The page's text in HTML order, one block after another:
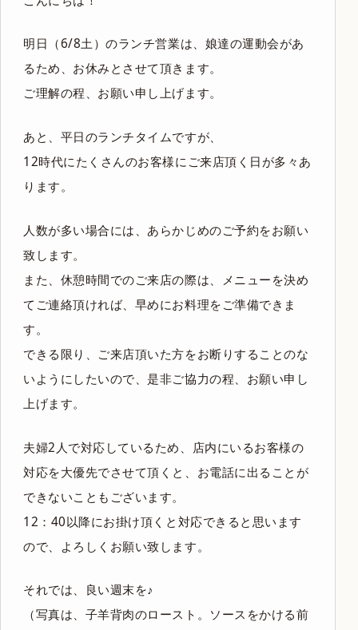
明日（6/8土）のランチ営業は、娘達の運動会があ
るため、お休みとさせて頂きます。
ご理解の程、お願い申し上げます。
あと、平日のランチタイムですが、
12時代にたくさんのお客様にご来店頂く日が多々あ
ります。
人数が多い場合には、あらかじめのご予約をお願い
致します。
また、休憩時間でのご来店の際は、メニューを決め
てご連絡頂ければ、早めにお料理をご準備できま
す。
できる限り、ご来店頂いた方をお断りすることのな
いようにしたいので、是非ご協力の程、お願い申し
上げます。
夫婦2人で対応しているため、店内にいるお客様の
対応を大優先でさせて頂くと、お電話に出ることが
できないこともございます。
12：40以降にお掛け頂くと対応できると思います
ので、よろしくお願い致します。
それでは、良い週末を♪
（写真は、子羊背肉のロースト。ソースをかける前